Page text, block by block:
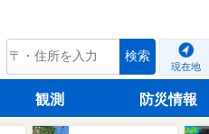
tenki.jp 検索
現在地
観測 防災情報